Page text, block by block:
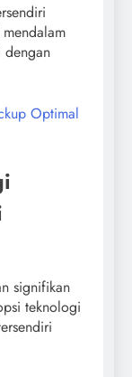
dengan
Optimal
signifikan
teknologi